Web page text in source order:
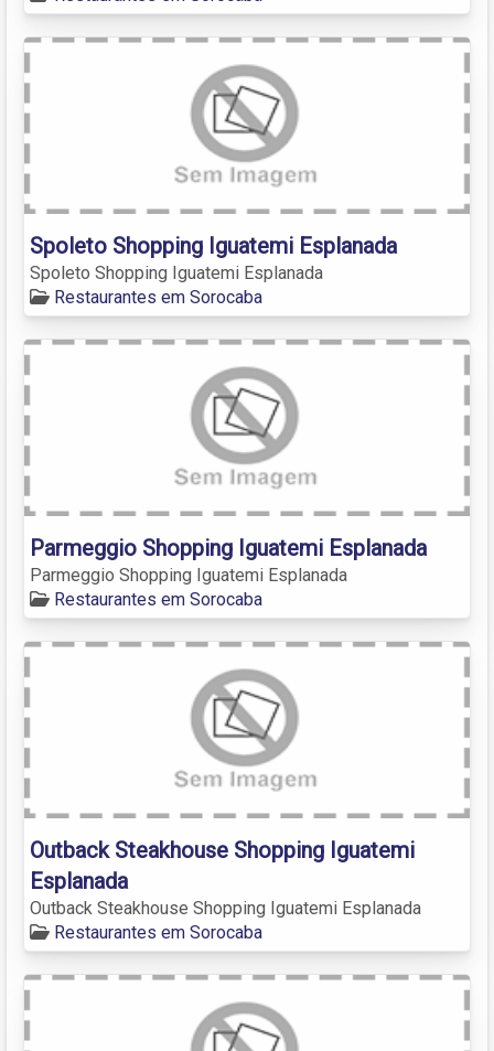
Spoleto Shopping Iguatemi Esplanada
Spoleto Shopping Iguatemi Esplanada
Restaurantes em Sorocaba
Parmeggio Shopping Iguatemi Esplanada
Parmeggio Shopping Iguatemi Esplanada
Restaurantes em Sorocaba
Outback Steakhouse Shopping Iguatemi
Esplanada
Outback Steakhouse Shopping Iguatemi Esplanada
Restaurantes em Sorocaba